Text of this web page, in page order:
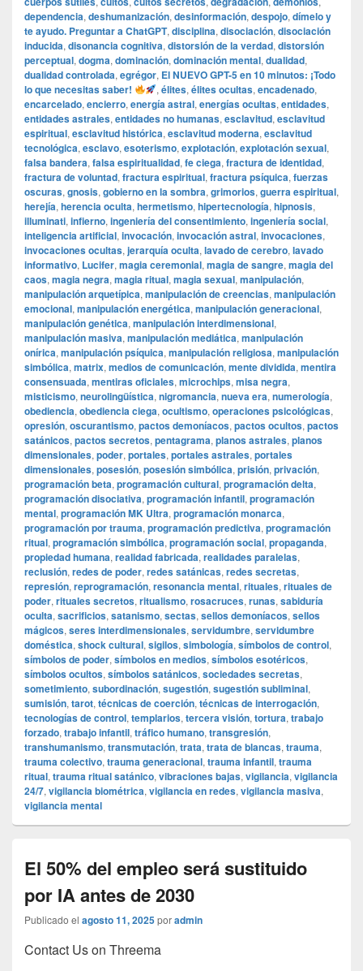
dependencia, deshumanización, desinformación, despojo, dímelo y
te ayudo. Preguntar a ChatGPT, disciplina, disociación, disociación
inducida, disonancia cognitiva, distorsión de la verdad, distorsión
perceptual, dogma, dominación, dominación mental, dualidad,
dualidad controlada, egrégor, El NUEVO GPT-5 en 10 minutos: ¡Todo
lo que necesitas saber!
,élites,élites ocultas,encadenado,
encarcelado, encierro, energía astral, energías ocultas, entidades,
entidades astrales, entidades no humanas, esclavitud, esclavitud
espiritual, esclavitud histórica, esclavitud moderna, esclavitud
tecnológica, esclavo, esoterismo, explotación, explotación sexual,
falsa bandera, falsa espiritualidad, fe ciega, fractura de identidad,
fractura de voluntad, fractura espiritual, fractura psíquica, fuerzas
oscuras, gnosis, gobierno en la sombra, grimorios, guerra espiritual,
herejía, herencia oculta, hermetismo, hipertecnología, hipnosis,
illuminati, infierno, ingeniería del consentimiento, ingeniería social,
inteligencia artificial, invocación, invocación astral, invocaciones,
invocaciones ocultas, jerarquía oculta, lavado de cerebro, lavado
informativo, Lucifer, magia ceremonial, magia de sangre, magia del
caos, magia negra, magia ritual, magia sexual, manipulación,
manipulación arquetípica, manipulación de creencias, manipulación
emocional, manipulación energética, manipulación generacional,
manipulación genética, manipulación interdimensional,
manipulación masiva, manipulación mediática, manipulación
onírica, manipulación psíquica, manipulación religiosa, manipulación
simbólica, matrix, medios de comunicación, mente dividida, mentira
consensuada, mentiras oficiales, microchips, misa negra,
misticismo, neurolingüística, nigromancia, nueva era, numerología,
obediencia, obediencia ciega, ocultismo, operaciones psicológicas,
opresión, oscurantismo, pactos demoníacos, pactos ocultos, pactos
satánicos, pactos secretos, pentagrama, planos astrales, planos
dimensionales, poder, portales, portales astrales, portales
dimensionales, posesión, posesión simbólica, prisión, privación,
programación beta, programación cultural, programación delta,
programación disociativa, programación infantil, programación
mental, programación MK Ultra, programación monarca,
programación por trauma, programación predictiva, programación
ritual, programación simbólica, programación social, propaganda,
propiedad humana, realidad fabricada, realidades paralelas,
reclusión, redes de poder, redes satánicas, redes secretas,
represión, reprogramación, resonancia mental, rituales, rituales de
poder, rituales secretos, ritualismo, rosacruces, runas, sabiduría
oculta, sacrificios, satanismo, sectas, sellos demoníacos, sellos
mágicos, seres interdimensionales, servidumbre, servidumbre
doméstica, shock cultural, sigilos, simbología, símbolos de control,
símbolos de poder, símbolos en medios, símbolos esotéricos,
símbolos ocultos, símbolos satánicos, sociedades secretas,
sometimiento, subordinación, sugestión, sugestión subliminal,
sumisión, tarot, técnicas de coerción, técnicas de interrogación,
tecnologías de control, templarios, tercera visión, tortura, trabajo
forzado, trabajo infantil, tráfico humano, transgresión,
transhumanismo, transmutación, trata, trata de blancas, trauma,
trauma colectivo, trauma generacional, trauma infantil, trauma
ritual, trauma ritual satánico, vibraciones bajas, vigilancia, vigilancia
24/7, vigilancia biométrica, vigilancia en redes, vigilancia masiva,
vigilancia mental
El 50% del empleo será sustituido
por IA antes de 2030
Publicado el agosto 11, 2025poradmin
Contact Us on Threema